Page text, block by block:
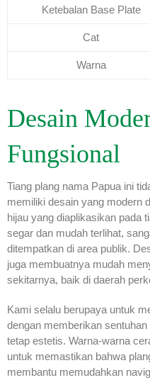
Ketebalan Base Plate
Cat
Warna
Desain
Fungsional
Tiang plang nama Papua ini
memiliki desain yang modern
hijau yang diaplikasikan pada
segar dan mudah terlihat,
ditempatkan di area publik.
juga membuatnya mudah
sekitarnya, baik di daerah
Kami selalu berupaya untuk
dengan memberikan
tetap estetis. Warna-warna
untuk memastikan bahwa
membantu memudahkan